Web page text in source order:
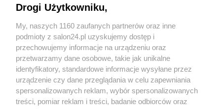
Sport
Społeczeństwo
Kultura
Drogi Użytkowniku,
My, naszych 1160 zaufanych partnerów oraz inne
podmioty z salon24.pl uzyskujemy dostęp i
przechowujemy informacje na urządzeniu oraz
przetwarzamy dane osobowe, takie jak unikalne
identyfikatory, standardowe informacje wysyłane przez
urządzenie czy dane przeglądania w celu zapewniania
spersonalizowanych reklam, wybór spersonalizowanych
treści, pomiar reklam i treści, badanie odbiorców oraz